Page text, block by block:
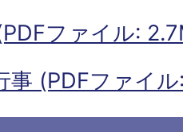
ファイル:
事 (PDFファイ